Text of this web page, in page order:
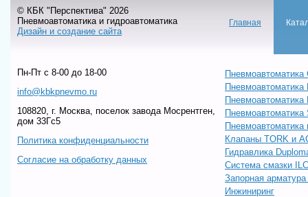
© КБК "Перспектива" 2026
Пневмоавтоматика и гидроавтоматика
Дизайн и создание сайта
Главная
Пн-Пт c 8-00 до 18-00
info@kbkpnevmo.ru
108820, г. Москва, поселок завода Мосрентген,
дом 33Гс5
Политика конфиденциальности
Согласие на обработку данных
Пневмоавтоматика
Пневмоавтоматика
Пневмоавтоматика
Пневмоавтоматика
Клапаны TORK и
Гидравлика
Система смазки ILC
Запорная
Инжиниринг